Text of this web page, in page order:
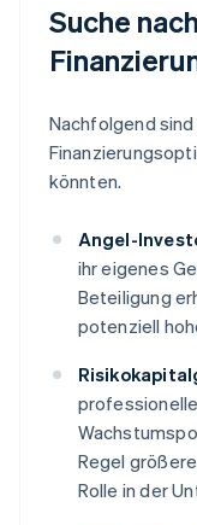
Suche
Nachfolgend
könnten.
Angel-
ihr eigenes
Beteiligung
potenziell
Regel
Rolle in der